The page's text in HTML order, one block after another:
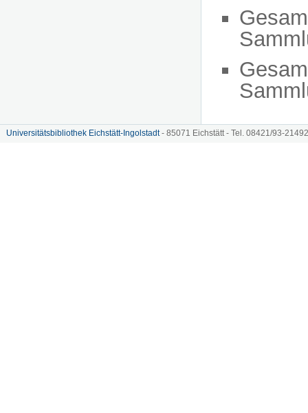
Universitätsbibliothek Eichstätt-Ingolstadt- 85071 Eichstätt - Tel. 08421/93-